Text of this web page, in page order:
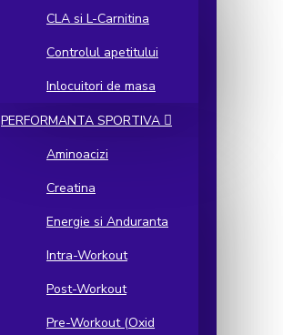
CLA si L-Carnitina
Controlul apetitului
Inlocuitori de masa
PERFORMANTA SPORTIVA
Aminoacizi
Creatina
Energie si Anduranta
Intra-Workout
Post-Workout
Pre-Workout (Oxid